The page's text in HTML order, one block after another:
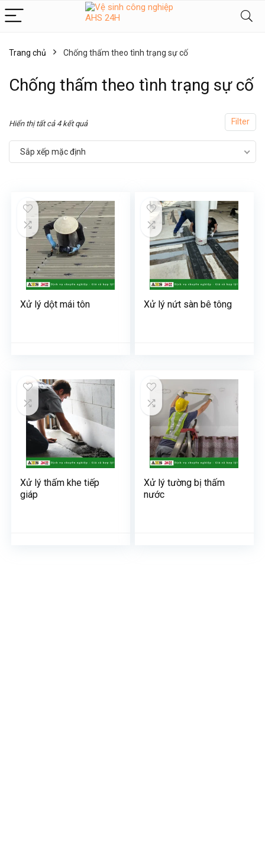
Trang chủ Chống thấm theo tình trạng sự cố
Chống thấm theo tình trạng sự cố
Filter
Hiển thị tất cả 4 kết quả
Sắp xếp mặc định
Xử lý dột mái tôn Xử lý nứt sàn bê tông
Xử lý thấm khe tiếp
giáp
Xử lý tường bị thấm
nước